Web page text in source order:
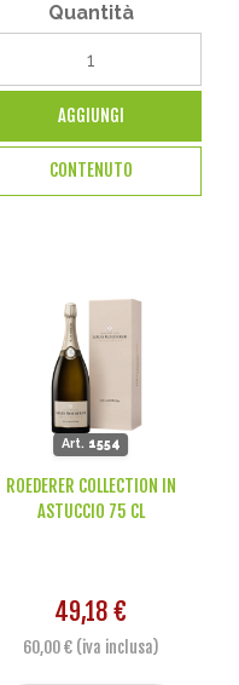
Quantità
AGGIUNGI
CONTENUTO
Art. 1554
ROEDERER COLLECTION IN
ASTUCCIO 75 CL
49,18 €
60,00 € (iva inclusa)